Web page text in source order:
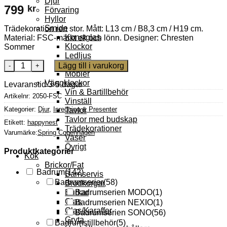
Förvaring
Hyllor
Smide
Konstglas
Klockor
Ledljus
Lyktor
Möbler
Väggklockor
Vin & Bartillbehör
Vinställ
Tavlor
Tavlor med budskap
Trädekorationer
Vaser
Övrigt
Kök
Brickor/Fat
Barnservis
Brödkorgar
Burkar
Glas
Glas/Karaffer
Gryta
799 kr
Trädekoration ren stor. Mått: L13 cm / B8,3 cm / H19 cm.
Material: FSC-märkt ek och lönn. Designer: Chresten
Sommer
Spirit Rådjur Trädekoration 19 cm Ek/Lönn mängd
Lägg till i varukorg
Levaranstid 3-5 dagar
Artikelnr: 2050-FSC
Kategorier: Djur,
Inredning & Presenter
Etikett: happynest
Varumärke:Spring Copenhagen
Produktkategorier
Badrum(142)
Badrumserier(58)
Badrumserien MODO(1)
Badrumserien NEXIO(1)
Badrumserien SONO(56)
Badrumstillbehör(5)